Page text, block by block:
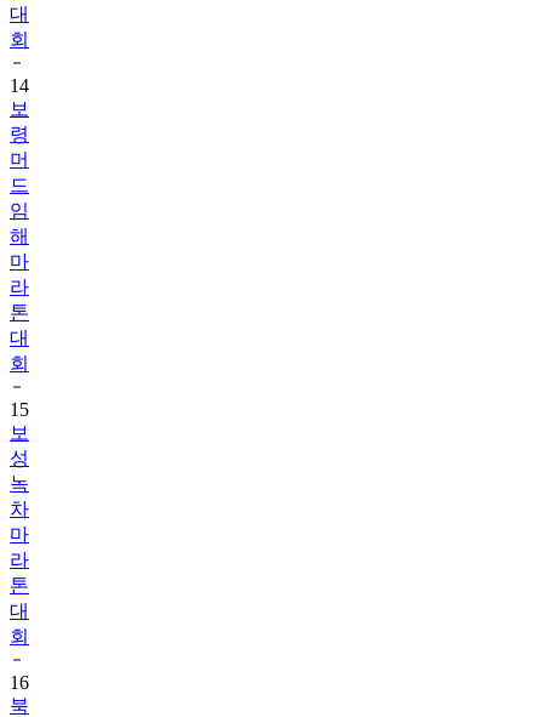
대
회
14
보
령
머
드
임
해
마
라
톤
대
회
15
보
성
녹
차
마
라
톤
대
회
16
북